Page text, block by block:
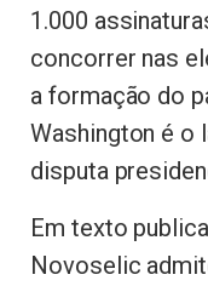
1.000
concorrer nas
a formação do
Washington é o
disputa
Em texto
Novoselic